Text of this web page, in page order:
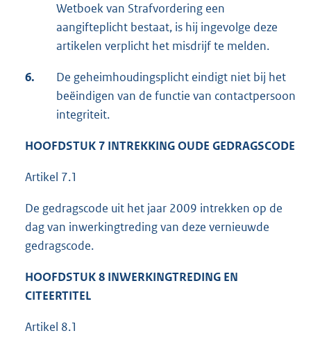
Wetboek van Strafvordering een
aangifteplicht bestaat, is hij ingevolge deze
artikelen verplicht het misdrijf te melden.
6.
De geheimhoudingsplicht eindigt niet bij het
beëindigen van de functie van contactpersoon
integriteit.
HOOFDSTUK 7 INTREKKING OUDE GEDRAGSCODE
Artikel 7.1
De gedragscode uit het jaar 2009 intrekken op de
dag van inwerkingtreding van deze vernieuwde
gedragscode.
HOOFDSTUK 8 INWERKINGTREDING EN
CITEERTITEL
Artikel 8.1